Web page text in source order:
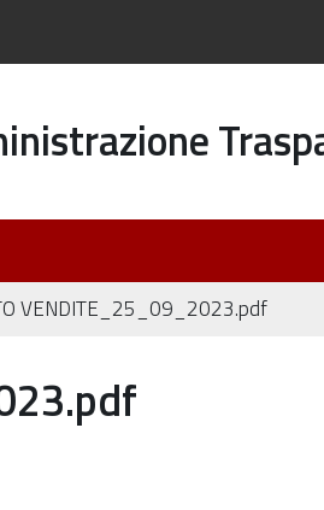
VENDITE_25_09_2023.pdf